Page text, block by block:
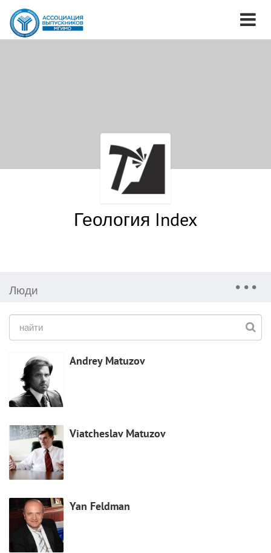
Геология Index
Люди
Andrey Matuzov
Viatcheslav Matuzov
Yan Feldman